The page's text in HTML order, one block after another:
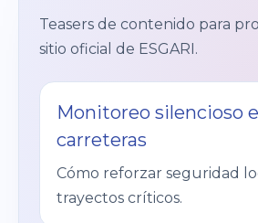
Teasers de contenido para
sitio oficial de ESGARI.
Monitoreo silencioso
carreteras
Cómo reforzar seguridad
trayectos críticos.